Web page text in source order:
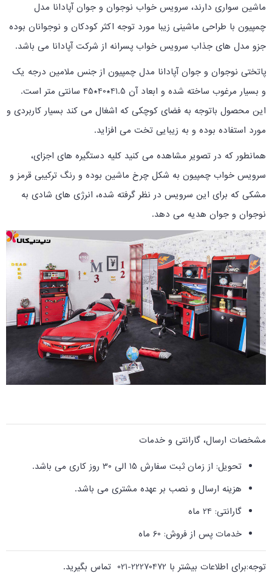
ماشین سواری دارند، سرویس خواب نوجوان و جوان آپادانا مدل
چمپیون با طراحی ماشینی زیبا مورد توجه اکثر کودکان و نوجوانان بوده
جزو مدل های جذاب سرویس خواب پسرانه از شرکت آپادانا می باشد.
پاتختی نوجوان و جوان آپادانا مدل چمپیون از جنس ملامین درجه یک
و بسیار مرغوب ساخته شده و ابعاد آن 41.5*40*45 سانتی متر است.
این محصول باتوجه به فضای کوچکی که اشغال می کند بسیار کاربردی و
مورد استفاده بوده و به زیبایی تخت می افزاید.
همانطور که در تصویر مشاهده می کنید کلیه دستگیره های اجزای،
سرویس خواب چمپیون به شکل چرخ ماشین بوده و رنگ ترکیبی قرمز و
مشکی که برای این سرویس در نظر گرفته شده، انرژی های شادی به
نوجوان و جوان هدیه می دهد.
مشخصات ارسال، گارانتی و خدمات
تحویل: از زمان ثبت سفارش 15 الی 30 روز کاری می باشد
.
هزینه ارسال و نصب بر عهده مشتری می باشد.
گارانتی: 24 ماه
خدمات پس از فروش: 60 ماه
توجه:برای اطلاعات بیشتر با 22270472-021 تماس بگیرید .